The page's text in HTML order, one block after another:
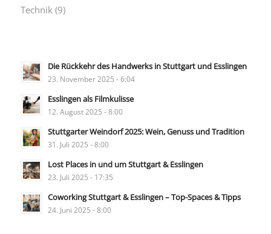
Technik (9)
Die Rückkehr des Handwerks in Stuttgart und Esslingen
23. November 2025 - 6:04
Esslingen als Filmkulisse
12. August 2025 - 8:00
Stuttgarter Weindorf 2025: Wein, Genuss und Tradition
31. Juli 2025 - 8:00
Lost Places in und um Stuttgart & Esslingen
23. Juli 2025 - 17:35
Coworking Stuttgart & Esslingen – Top-Spaces & Tipps
24. Juni 2025 - 8:00